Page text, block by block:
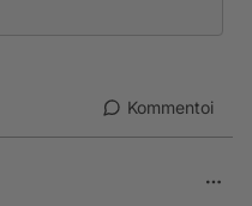
Kommentoi